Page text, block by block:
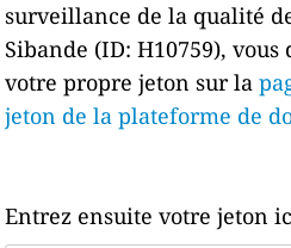
surveillance de la qualité
Sibande (ID: H10759),
votre propre jeton sur la
jeton de la plateforme de
Entrez ensuite votre jeton